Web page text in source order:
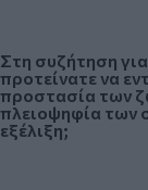
Στη συζήτηση
προτείνατε να
προστασία των
πλειοψηφία των
εξέλιξη;